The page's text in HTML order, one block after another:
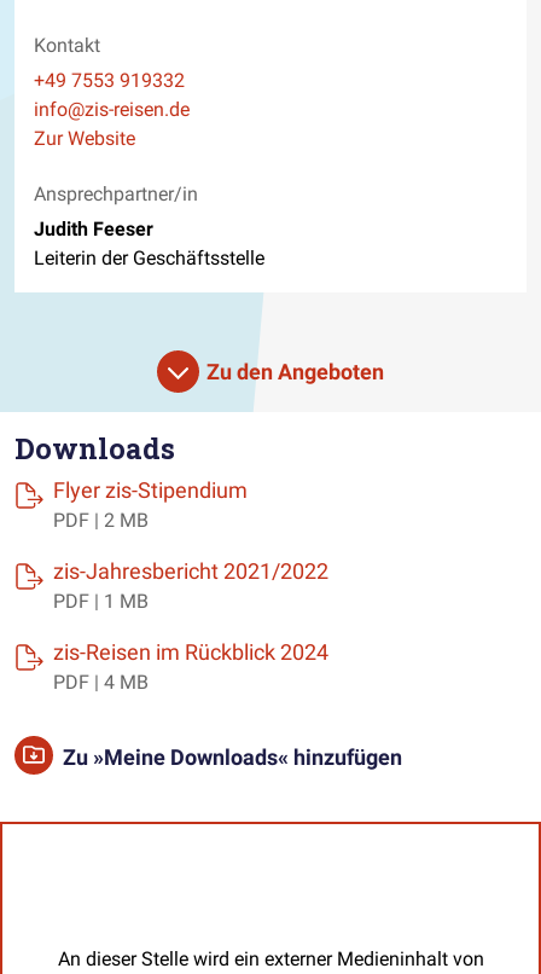
Kontakt
Telefon
+49 7553 919332
E-Mail
info@zis-reisen.de
Website
Zur Website
Ansprechpartner/in
Judith Feeser
Leiterin der Geschäftsstelle
Zu den Angeboten
Downloads
Flyer zis-Stipendium
PDF | 2 MB
zis-Jahresbericht 2021/2022
PDF | 1 MB
zis-Reisen im Rückblick 2024(öffnet einen neuen
PDF | 4 MB
Zu »Meine Downloads« hinzufügen
An dieser Stelle wird ein externer Medieninhalt von